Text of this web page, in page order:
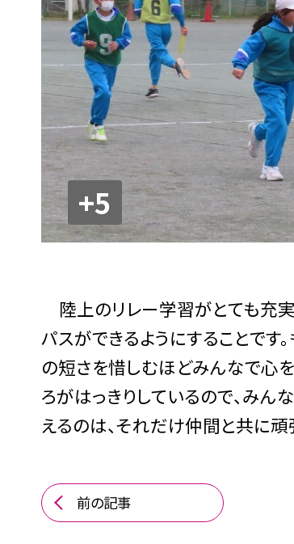
+5
陸上のリレー学習がとても充
パスができるようにすることです
の短さを惜しむほどみんなで心
ろがはっきりしているので、みん
えるのは、それだけ仲間と共に
前の記事